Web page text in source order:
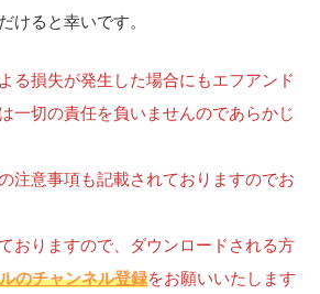
けると幸いです。
る損失が発生した場合にもエフアンド
一切の責任を負いませんのであらかじ
注意事項も記載されておりますのでお
おりますので、ダウンロードされる方
のチャンネル登録をお願いいたします